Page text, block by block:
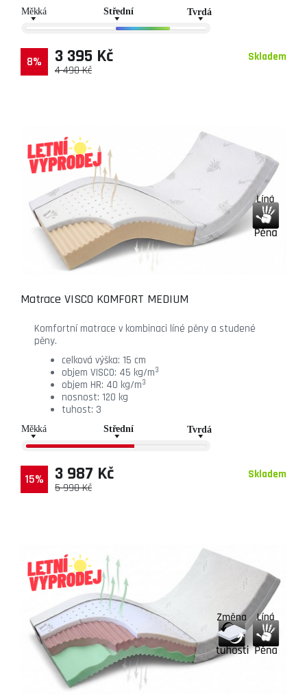
Skladem
8%
4 490 Kč
3 395 Kč
Matrace VISCO KOMFORT MEDIUM
Komfortní matrace v kombinaci líné pěny a studené
pěny.
celková výška: 15 cm
objem VISCO: 45 kg/m3
objem HR: 40 kg/m3
nosnost: 120 kg
tuhost: 3
Skladem
15%
5 990 Kč
3 987 Kč